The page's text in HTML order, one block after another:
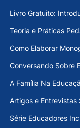
Livro Gratuito:
Teoria e Práticas
Como Elaborar
Conversando Sobre
A Família Na
Artigos e Entrevistas
Série Educadores